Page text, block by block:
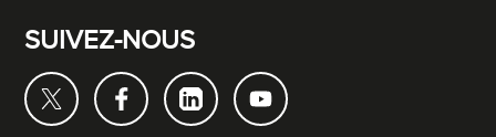
SUIVEZ-NOUS